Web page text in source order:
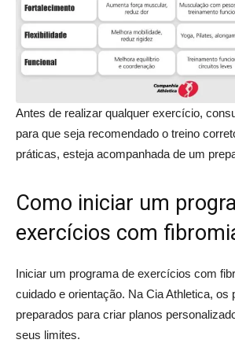
Antes de realizar qualquer exercício,
para que seja recomendado o treino
práticas, esteja acompanhada de um
Como iniciar um
exercícios com
Iniciar um programa de exercícios com
cuidado e orientação. Na Cia Athletica, os
preparados para criar planos
seus limites.